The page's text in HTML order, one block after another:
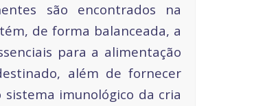
são encontrados na
de forma balanceada, a
para a alimentação
além de fornecer
imunológico da cria